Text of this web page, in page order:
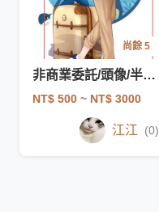
尚餘 5
非商業委託/頭像/半身/全身/立繪
NT$ 500 ~ NT$ 3000
江江 (0)